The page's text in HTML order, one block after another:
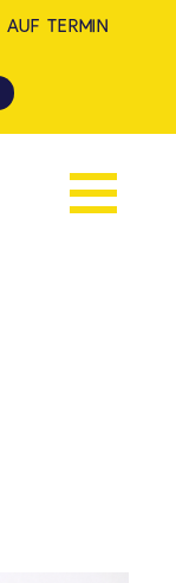
Navigation
AUF TERMIN